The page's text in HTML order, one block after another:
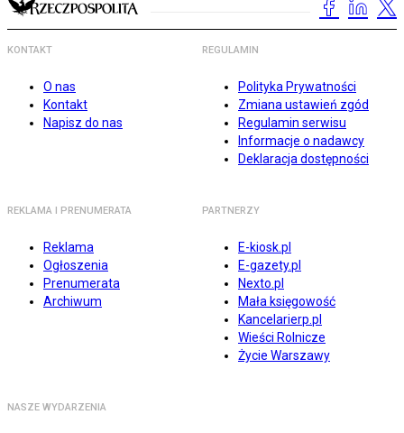
KONTAKT
O nas
Kontakt
Napisz do nas
REGULAMIN
Polityka Prywatności
Zmiana ustawień zgód
Regulamin serwisu
Informacje o nadawcy
Deklaracja dostępności
REKLAMA I PRENUMERATA
Reklama
Ogłoszenia
Prenumerata
Archiwum
PARTNERZY
E-kiosk.pl
E-gazety.pl
Nexto.pl
Mała księgowość
Kancelarierp.pl
Wieści Rolnicze
Życie Warszawy
NASZE WYDARZENIA